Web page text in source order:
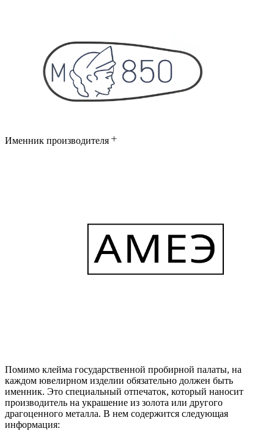
Именник производителя
Помимо клейма государственной пробирной палаты, на
каждом ювелирном изделии обязательно должен быть
именник. Это специальный отпечаток, который наносит
производитель на украшение из золота или другого
драгоценного металла. В нем содержится следующая
информация: